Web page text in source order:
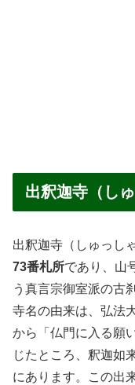
出釈迦寺（し
出釈迦寺（しゅっし
73番札所であり、山
う真言宗御室派の古
寺名の由来は、弘法
から「仏門に入る願
じたところ、釈迦如
にあります。この出